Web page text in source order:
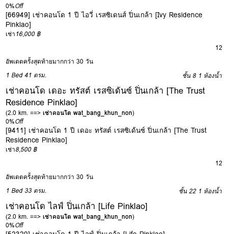
0%Off
[66949] เช่าคอนโด 1 ปี ไอวี่ เรสซิเดนส์ ปิ่นเกล้า [Ivy Residence
Pinklao]
เช่า16,000 ฿
12
อัพเดตครั้งสุดท้ายมากกว่า 30 วัน
1 Bed 41 ตรม. ชั้น 8 1 ห้องน้ำ
เช่าคอนโด เดอะ ทรัสต์ เรสซิเด้นซ์ ปิ่นเกล้า [The Trust
Residence Pinklao]
(2.0 km. ==>เช่าคอนโด wat_bang_khun_non)
0%Off
[9411] เช่าคอนโด 1 ปี เดอะ ทรัสต์ เรสซิเด้นซ์ ปิ่นเกล้า [The Trust
Residence Pinklao]
เช่า8,500 ฿
12
อัพเดตครั้งสุดท้ายมากกว่า 30 วัน
1 Bed 33 ตรม. ชั้น 22 1 ห้องน้ำ
เช่าคอนโด ไลฟ์ ปิ่นเกล้า [Life Pinklao]
(2.0 km. ==>เช่าคอนโด wat_bang_khun_non)
0%Off